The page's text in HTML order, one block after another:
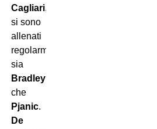
Cagliari,
si sono
allenati
regolarmente
sia
Bradley
che
Pjanic.
De